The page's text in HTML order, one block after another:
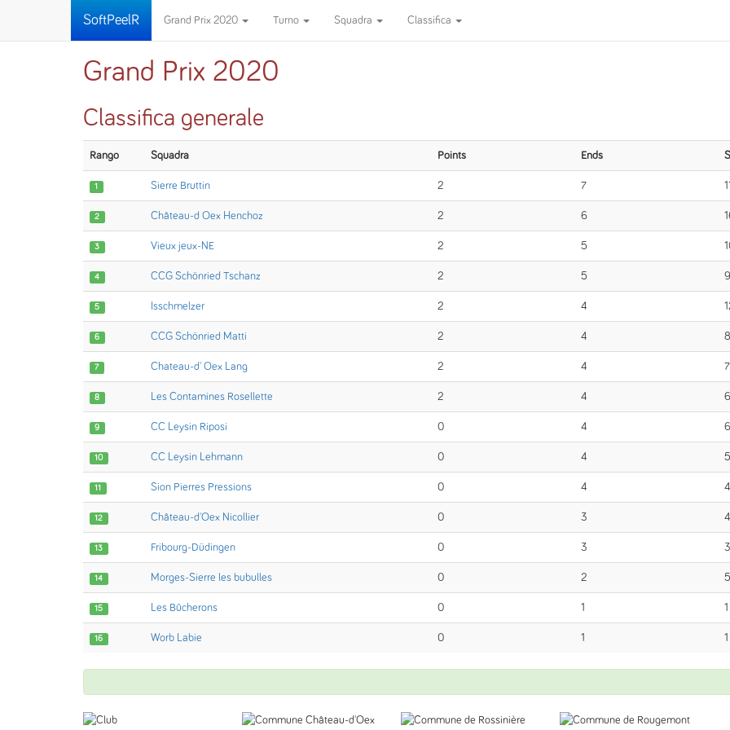
SoftPeelR Grand Prix 2020 Turno Squadra Classifica
Grand Prix 2020
Classifica generale
Rango Squadra Points Ends
1 Sierre Bruttin 2 7
2 Château-d Oex Henchoz 2 6
3 Vieux jeux-NE 2 5
4 CCG Schönried Tschanz 2 5 9
5 Isschmelzer 2 4
6 CCG Schönried Matti 2 4 8
7 Chateau-d' Oex Lang 2 4 7
8 Les Contamines Rosellette 2 4 6
9 CC Leysin Riposi 0 4 6
10 CC Leysin Lehmann 0 4 5
11 Sion Pierres Pressions 0 4 4
12 Château-d'Oex Nicollier 0 3 4
13 Fribourg-Düdingen 0 3 3
14 Morges-Sierre les bubulles 0 2 5
15 Les Bûcherons 0 1 1
16 Worb Labie 0 1 1